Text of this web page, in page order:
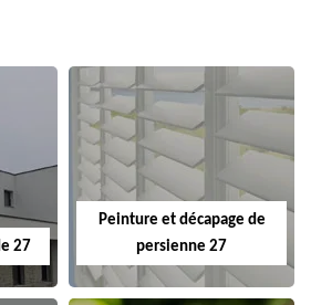
27
Peinture et décapage de
persienne 27